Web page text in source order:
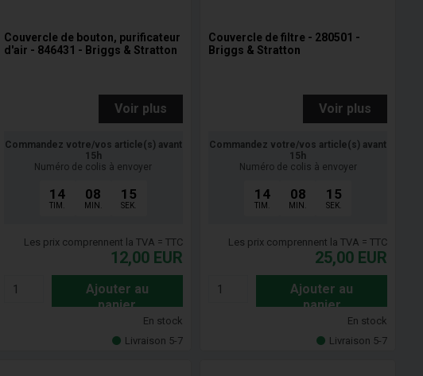
Couvercle de bouton, purificateur
d'air - 846431 - Briggs & Stratton
Voir plus
Commandez votre/vos article(s) avant
15h
Numéro de colis à envoyer
14
TIM.
08
MIN.
14
SEK.
Les prix comprennent la TVA = TTC
12,00 EUR
Ajouter au
panier
En stock
Livraison 5-7
Couvercle de filtre - 280501 -
Briggs & Stratton
Voir plus
Commandez votre/vos article(s) avant
15h
Numéro de colis à envoyer
14
TIM.
08
MIN.
14
SEK.
Les prix comprennent la TVA = TTC
25,00 EUR
Ajouter au
panier
En stock
Livraison 5-7